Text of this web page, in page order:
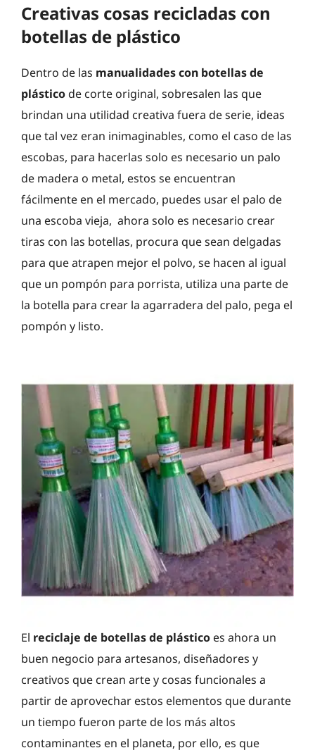
Creativas cosas recicladas con
botellas de plástico
Dentro de las manualidades con botellas de
plásticode corte original, sobresalen las que
brindan una utilidad creativa fuera de serie, ideas
que tal vez eran inimaginables, como el caso de las
escobas, para hacerlas solo es necesario un palo
de madera o metal, estos se encuentran
fácilmente en el mercado, puedes usar el palo de
una escoba vieja, ahora solo es necesario crear
tiras con las botellas, procura que sean delgadas
para que atrapen mejor el polvo, se hacen al igual
que un pompón para porrista, utiliza una parte de
la botella para crear la agarradera del palo, pega el
pompón y listo.
El reciclaje de botellas de plástico es ahora un
buen negocio para artesanos, diseñadores y
creativos que crean arte y cosas funcionales a
partir de aprovechar estos elementos que durante
un tiempo fueron parte de los más altos
contaminantes en el planeta, por ello, es que